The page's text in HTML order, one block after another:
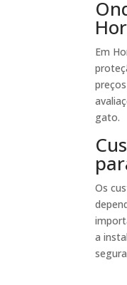
Em
gato.
Os
a